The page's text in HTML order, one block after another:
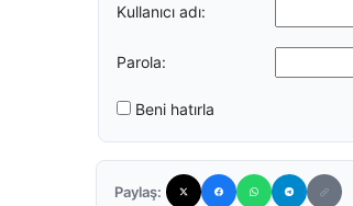
Kullanıcı adı:
Parola:
Beni hatırla
Paylaş: